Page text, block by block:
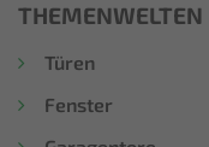
THEMENWELTEN
Türen
Fenster